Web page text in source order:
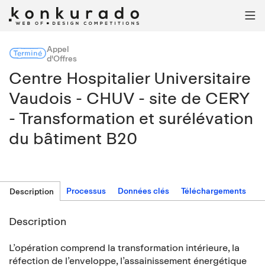

TerminéAppel
d'Offres
Centre Hospitalier Universitaire
Vaudois - CHUV - site de CERY
- Transformation et surélévation
du bâtiment B20
Description Processus Données clés Téléchargements
Description
L’opération comprend la transformation intérieure, la
réfection de l’enveloppe, l’assainissement énergétique